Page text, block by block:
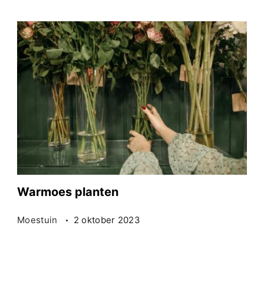
Warmoes planten
Moestuin 2 oktober 2023